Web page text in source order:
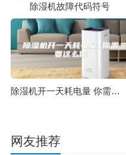
除湿机故障代码符号
除湿机开一天耗电量 你需要这么做
网友推荐